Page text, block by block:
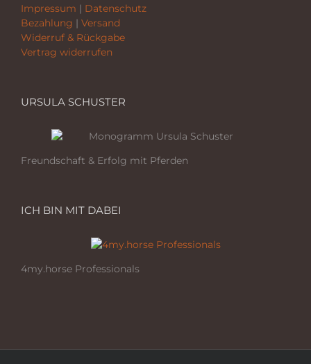
Impressum | Datenschutz
Bezahlung | Versand
Widerruf & Rückgabe
Vertrag widerrufen
URSULA SCHUSTER
Freundschaft & Erfolg mit Pferden
ICH BIN MIT DABEI
4my.horse Professionals